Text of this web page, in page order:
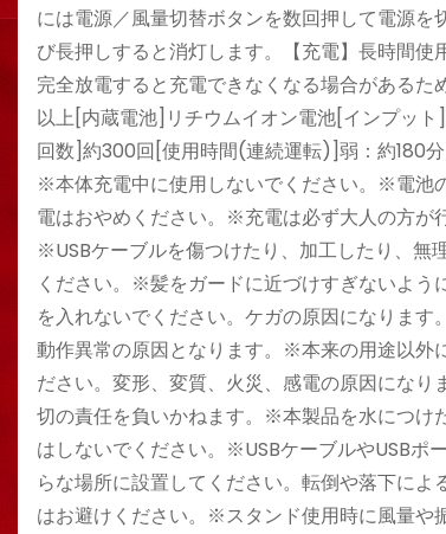
には電源／風量切替ボタンを数回押して電源
び長押しすると消灯します。【充電】長時間使
完全放電すると充電できなくなる場合がある
以上[内蔵電池]リチウムイオン電池[インプッ
回数]約300回[使用時間(連続運転)]弱：約180
※本体充電中に使用しないでください。※電池
電はおやめください。※充電は必ず大人の方が
※USBケーブルを傷つけたり、加工したり、無
ください。※髪をガードに近づけすぎないよ
を入れないでください。ケガの原因になります
動作異常の原因となります。※本来の用途以外
ださい。変形、変質、火災、感電の原因にな
切の責任を負いかねます。※本製品を水につけ
はしないでください。※USBケーブルやUSB
らな場所に設置してください。転倒や落下に
はお避けください。※スタンド使用時に風量や